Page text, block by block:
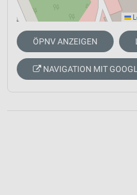
ÖPNV ANZEIGEN
NAVIGATION MIT